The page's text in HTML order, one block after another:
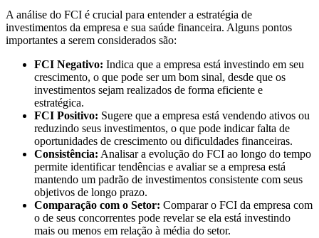
A análise do FCI é crucial para entender a estratégia de
investimentos da empresa e sua saúde financeira. Alguns pontos
importantes a serem considerados são:
FCI Negativo: Indica que a empresa está investindo em seu
crescimento, o que pode ser um bom sinal, desde que os
investimentos sejam realizados de forma eficiente e
estratégica.
FCI Positivo: Sugere que a empresa está vendendo ativos ou
reduzindo seus investimentos, o que pode indicar falta de
oportunidades de crescimento ou dificuldades financeiras.
Consistência: Analisar a evolução do FCI ao longo do tempo
permite identificar tendências e avaliar se a empresa está
mantendo um padrão de investimentos consistente com seus
objetivos de longo prazo.
Comparação com o Setor: Comparar o FCI da empresa com
o de seus concorrentes pode revelar se ela está investindo
mais ou menos em relação à média do setor.